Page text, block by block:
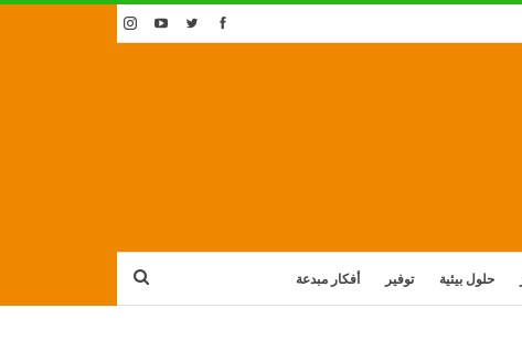
حلول بيئية توفير أفكار مبدعة